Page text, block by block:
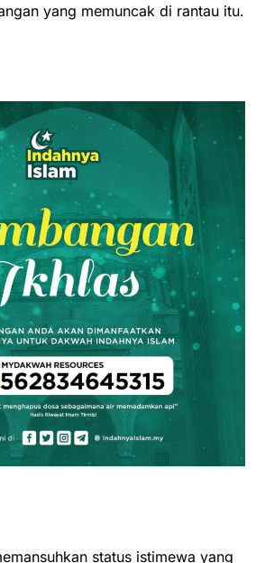
yang memuncak di rantau itu.
status istimewa yang